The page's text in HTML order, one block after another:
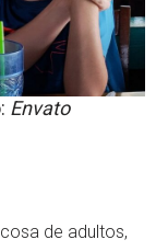
Envato
de adultos,